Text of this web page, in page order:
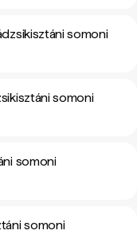
somoni
somoni
somoni
somoni